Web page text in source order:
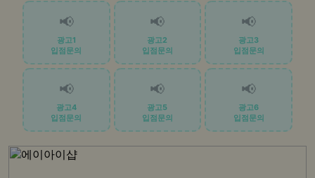
📢
광고1
입점문의
📢
광고2
입점문의
📢
광고3
입점문의
📢
광고4
입점문의
📢
광고5
입점문의
📢
광고6
입점문의